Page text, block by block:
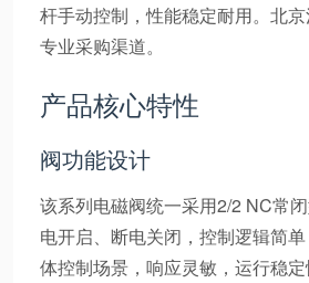
杆手动控制，性能稳定耐用。北京
专业采购渠道。
产品核心特性
阀功能设计
该系列电磁阀统一采用2/2 NC常
电开启、断电关闭，控制逻辑简
体控制场景，响应灵敏，运行稳